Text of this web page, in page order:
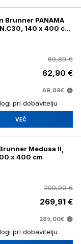
Brunner PANAMA
140 x 400 cm,
69,89 €
62,90 €
69,89€
pri dobavitelju
VEČ
Medusa II,
x 400 cm
299,90 €
269,91 €
285,00€
pri dobavitelju